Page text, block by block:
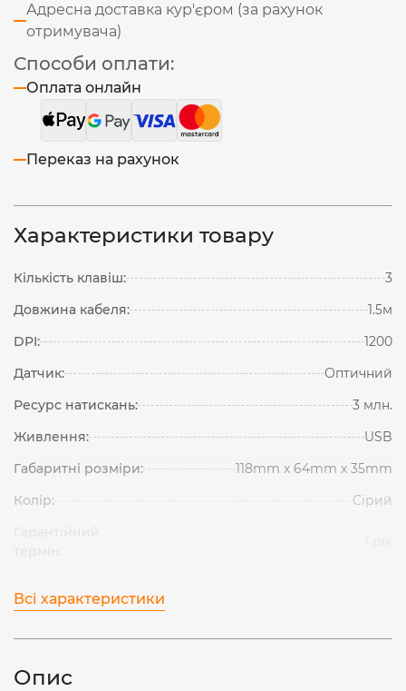
Адресна доставка кур'єром (за рахунок
отримувача)
Способи оплати:
Оплата онлайн
Переказ на рахунок
Характеристики товару
Кількість клавіш:
3
Довжина кабеля:
1.5м
DPI:
1200
Датчик:
Оптичний
Ресурс натискань:
3 млн.
Живлення:
USB
Габаритні розміри:
118mm х 64mm х 35mm
Колір:
Сірий
Всі характеристики
Опис